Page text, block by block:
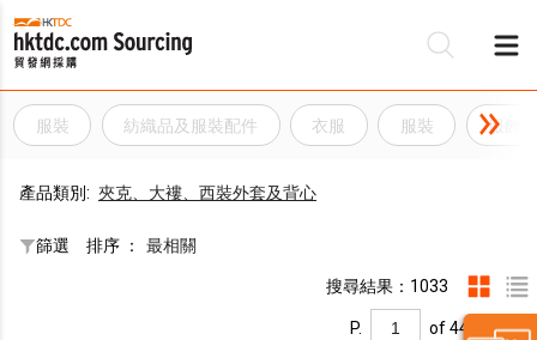
服裝 紡織品及服裝配件 衣服 服裝 服飾
產品類別: 夾克、大褸、西裝外套及背心
篩選 排序 ： 最相關
搜尋結果：1033
P. of 44